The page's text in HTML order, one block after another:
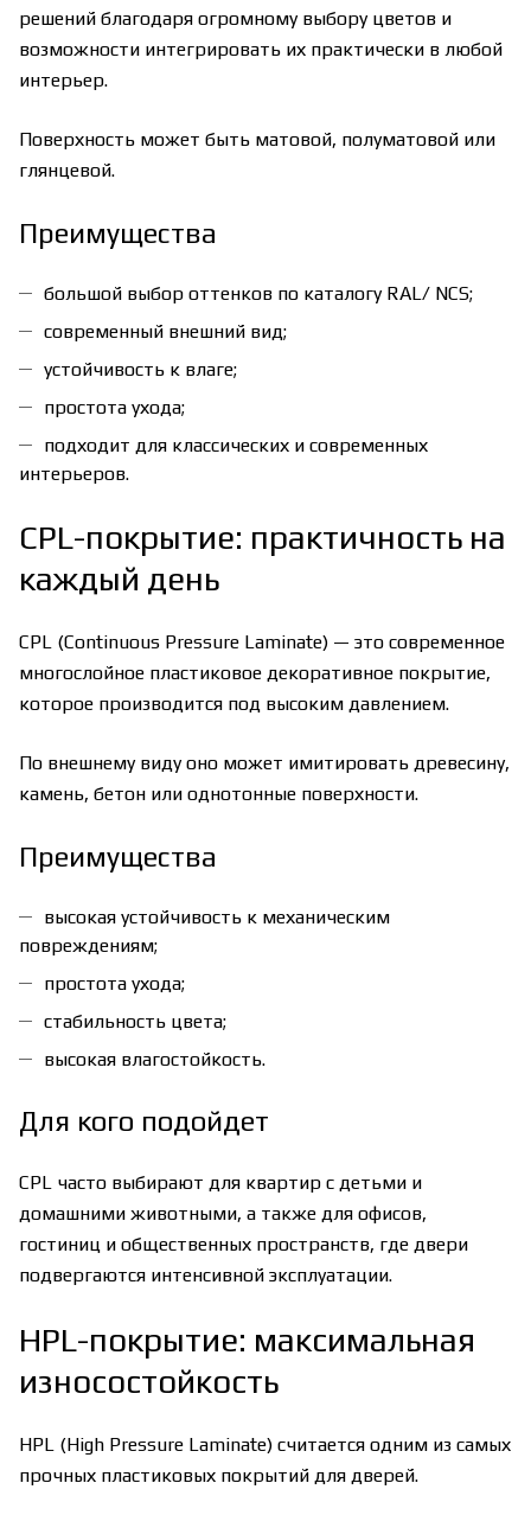
решений благодаря огромному выбору цветов и
возможности интегрировать их практически в любой
интерьер.
Поверхность может быть матовой, полуматовой или
глянцевой.
Преимущества
большой выбор оттенков по каталогу RAL/ NCS;
современный внешний вид;
устойчивость к влаге;
простота ухода;
подходит для классических и современных
интерьеров.
CPL-покрытие: практичность на
каждый день
CPL (Continuous Pressure Laminate) — это современное
многослойное пластиковое декоративное покрытие,
которое производится под высоким давлением.
По внешнему виду оно может имитировать древесину,
камень, бетон или однотонные поверхности.
Преимущества
высокая устойчивость к механическим
повреждениям;
простота ухода;
стабильность цвета;
высокая влагостойкость.
Для кого подойдет
CPL часто выбирают для квартир с детьми и
домашними животными, а также для офисов,
гостиниц и общественных пространств, где двери
подвергаются интенсивной эксплуатации.
HPL-покрытие: максимальная
износостойкость
HPL (High Pressure Laminate) считается одним из самых
прочных пластиковых покрытий для дверей.